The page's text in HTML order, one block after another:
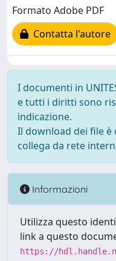
Formato Adobe PDF
Contatta l'autore
I documenti in
e tutti i diritti sono
indicazione.
Il download dei file
collega da rete
Informazioni
Utilizza questo
link a questo
https://